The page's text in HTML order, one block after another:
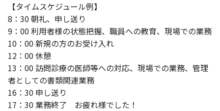
【タイムスケジュール例】
8：30 朝礼、申し送り
9：00 利用者様の状態把握、職員への教育、現場での業務
10：00 新規の方のお受け入れ
12：00 休憩
13：00 訪問診療の医師等への対応、現場での業務、管理
者としての書類関連業務
16：30 申し送り
17：30 業務終了 お疲れ様でした！